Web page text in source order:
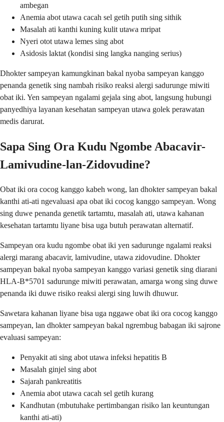
ambegan
Anemia abot utawa cacah sel getih putih sing sithik
Masalah ati kanthi kuning kulit utawa mripat
Nyeri otot utawa lemes sing abot
Asidosis laktat (kondisi sing langka nanging serius)
Dhokter sampeyan kamungkinan bakal nyoba sampeyan kanggo
penanda genetik sing nambah risiko reaksi alergi sadurunge miwiti
obat iki. Yen sampeyan ngalami gejala sing abot, langsung hubungi
panyedhiya layanan kesehatan sampeyan utawa golek perawatan
medis darurat.
Sapa Sing Ora Kudu Ngombe Abacavir-
Lamivudine-lan-Zidovudine?
Obat iki ora cocog kanggo kabeh wong, lan dhokter sampeyan bakal
kanthi ati-ati ngevaluasi apa obat iki cocog kanggo sampeyan. Wong
sing duwe penanda genetik tartamtu, masalah ati, utawa kahanan
kesehatan tartamtu liyane bisa uga butuh perawatan alternatif.
Sampeyan ora kudu ngombe obat iki yen sadurunge ngalami reaksi
alergi marang abacavir, lamivudine, utawa zidovudine. Dhokter
sampeyan bakal nyoba sampeyan kanggo variasi genetik sing diarani
HLA-B*5701 sadurunge miwiti perawatan, amarga wong sing duwe
penanda iki duwe risiko reaksi alergi sing luwih dhuwur.
Sawetara kahanan liyane bisa uga nggawe obat iki ora cocog kanggo
sampeyan, lan dhokter sampeyan bakal ngrembug babagan iki sajrone
evaluasi sampeyan:
Penyakit ati sing abot utawa infeksi hepatitis B
Masalah ginjel sing abot
Sajarah pankreatitis
Anemia abot utawa cacah sel getih kurang
Kandhutan (mbutuhake pertimbangan risiko lan keuntungan
kanthi ati-ati)